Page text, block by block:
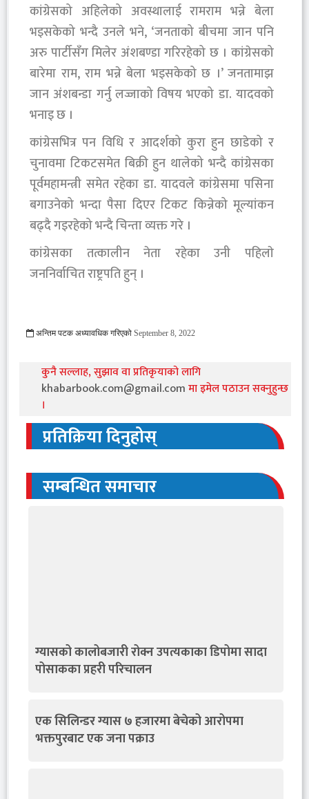
कांग्रेसको अहिलेको अवस्थालाई रामराम भन्ने बेला
भइसकेको भन्दै उनले भने, ‘जनताको बीचमा जान पनि
अरु पार्टीसँग मिलेर अंशबण्डा गरिरहेको छ । कांग्रेसको
बारेमा राम, राम भन्ने बेला भइसकेको छ ।’ जनतामाझ
जान अंशबन्डा गर्नु लज्जाको विषय भएको डा. यादवको
भनाइ छ ।
कांग्रेसभित्र पन विधि र आदर्शको कुरा हुन छाडेको र
चुनावमा टिकटसमेत बिक्री हुन थालेको भन्दै कांग्रेसका
पूर्वमहामन्त्री समेत रहेका डा. यादवले कांग्रेसमा पसिना
बगाउनेको भन्दा पैसा दिएर टिकट किन्नेको मूल्यांकन
बढ्दै गइरहेको भन्दै चिन्ता व्यक्त गरे ।
कांग्रेसका तत्कालीन नेता रहेका उनी पहिलाे
जननिर्वाचित राष्ट्रपति हुन् ।
अन्तिम पटक अध्यावधिक गरिएको September 8, 2022
कुनै सल्लाह, सुझाव वा प्रतिकृयाको लागि
khabarbook.com@gmail.comमा इमेल पठाउन सक्नुहुन्छ
।
प्रतिक्रिया दिनुहोस्
सम्बन्धित समाचार
ग्यासको कालोबजारी रोक्न उपत्यकाका डिपोमा सादा
पोसाकका प्रहरी परिचालन
एक सिलिन्डर ग्यास ७ हजारमा बेचेको आरोपमा
भक्तपुरबाट एक जना पक्राउ